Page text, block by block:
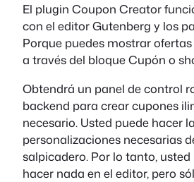
El plugin Coupon Creator
con el editor Gutenberg y los
Porque puedes mostrar
a través del bloque Cupón o
Obtendrá un panel de control
backend para crear cupones
necesario. Usted puede hacer
personalizaciones necesarias
salpicadero. Por lo tanto,
hacer nada en el editor, pero